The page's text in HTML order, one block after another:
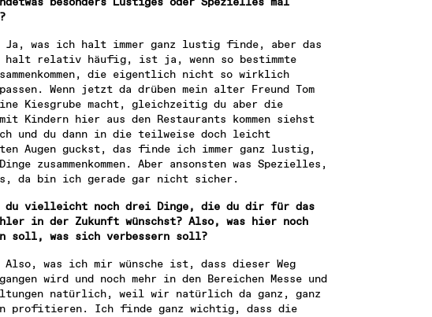
Ja, was ich halt immer ganz lustig finde, aber das
halt relativ häufig, ist ja, wenn so bestimmte
die eigentlich nicht so wirklich
Wenn jetzt da drüben mein alter Freund Tom
Kiesgrube macht, gleichzeitig du aber die
Kindern hier aus den Restaurants kommen siehst
und du dann in die teilweise doch leicht
Augen guckst, das finde ich immer ganz lustig,
zusammenkommen. Aber ansonsten was Spezielles,
da bin ich gerade gar nicht sicher.
du vielleicht noch drei Dinge, die du dir für das
in der Zukunft wünschst? Also, was hier noch
soll, was sich verbessern soll?
Also, was ich mir wünsche ist, dass dieser Weg
wird und noch mehr in den Bereichen Messe und
natürlich, weil wir natürlich da ganz, ganz
profitieren. Ich finde ganz wichtig, dass die